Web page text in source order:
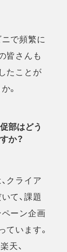
で頻繁に
皆さんも
たことが
。
部はどう
か？
クライア
て、課題
ーン企画
ています。
天、